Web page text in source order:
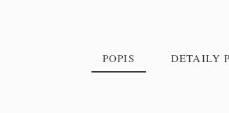
POPIS DETAILY